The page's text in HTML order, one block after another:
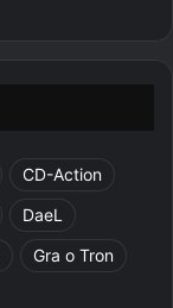
CD-Action
DaeL
Gra o Tron